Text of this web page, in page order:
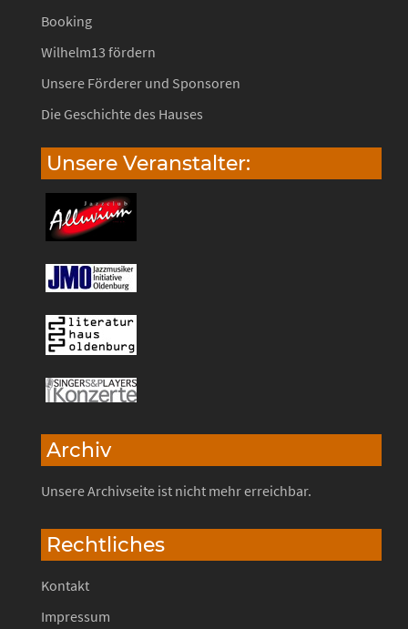
Booking
Wilhelm13 fördern
Unsere Förderer und Sponsoren
Die Geschichte des Hauses
Unsere Veranstalter:
Archiv
Unsere Archivseite ist nicht mehr erreichbar.
Rechtliches
Kontakt
Impressum